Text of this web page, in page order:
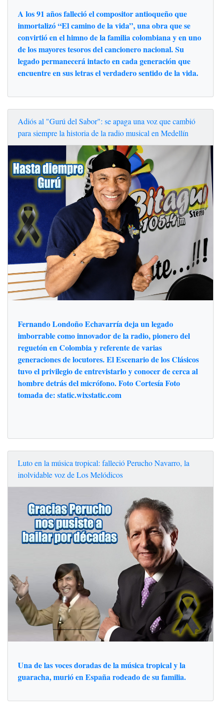
A los 91 años falleció el compositor antioqueño que
inmortalizó “El camino de la vida”, una obra que se
convirtió en el himno de la familia colombiana y en uno
de los mayores tesoros del cancionero nacional. Su
legado permanecerá intacto en cada generación que
encuentre en sus letras el verdadero sentido de la vida.
Adiós al "Gurú del Sabor": se apaga una voz que cambió
para siempre la historia de la radio musical en Medellín
Fernando Londoño Echavarría deja un legado
imborrable como innovador de la radio, pionero del
reguetón en Colombia y referente de varias
generaciones de locutores. El Escenario de los Clásicos
tuvo el privilegio de entrevistarlo y conocer de cerca al
hombre detrás del micrófono. Foto Cortesía Foto
tomada de: static.wixstatic.com
Luto en la música tropical: falleció Perucho Navarro, la
inolvidable voz de Los Melódicos
Una de las voces doradas de la música tropical y la
guaracha, murió en España rodeado de su familia.